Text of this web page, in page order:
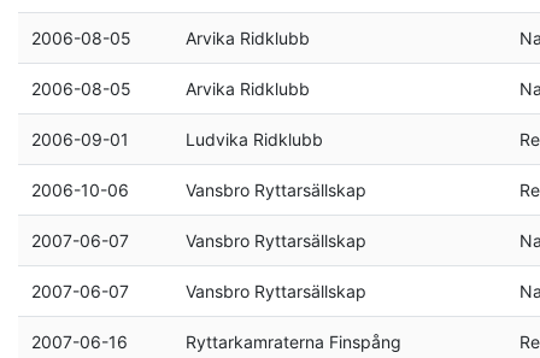
2006-08-05 Arvika Ridklubb
2006-08-05 Arvika Ridklubb
2006-09-01 Ludvika Ridklubb
2006-10-06 Vansbro Ryttarsällskap
2007-06-07 Vansbro Ryttarsällskap
2007-06-07 Vansbro Ryttarsällskap
2007-06-16 Ryttarkamraterna Finspång